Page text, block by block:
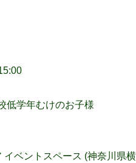
低学年むけのお子様
ベントスペース (神奈川県